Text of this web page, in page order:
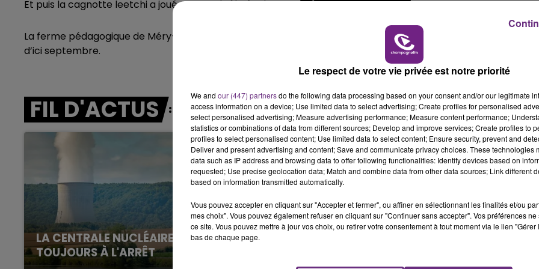
7h00 - 11h00
Et puis la cagnotte leetchi a joué un grand rôle également. Écouter le podcast
La ferme pédagogique de Méry-sur-Seine qui compte maintenant 64 animaux, devrait être quasi au complet
d’ici septembre.
FIL D'ACTUS
LA CENTRALE NUCLÉAIRE DE CHOOZ
TOUJOURS À L'ARRÊT
Le respect de votre vie privée est notre priorité
We and our (447) partnersdo the following data processing based on your consent and/or our legitimate
access information on a device; Use limited data to select advertising; Create profiles for personalised
select personalised advertising; Measure advertising performance; Measure content performance;
statistics or combinations of data from different sources; Develop and improve services; Create profiles to
profiles to select personalised content; Use limited data to select content; Ensure security, prevent and
Deliver and present advertising and content; Save and communicate privacy choices. These technologies
data such as IP address and browsing data to offer following functionalities: Identify devices based on
requested; Use precise geolocation data; Match and combine data from other data sources; Link different
based on information transmitted automatically.
Vous pouvez accepter en cliquant sur "Accepter et fermer", ou affiner en sélectionnant les finalités et/ou
mes choix". Vous pouvez également refuser en cliquant sur "Continuer sans accepter". Vos préférences
ce site. Vous pouvez mettre à jour vos choix, ou retirer votre consentement à tout moment via le lien
bas de chaque page.